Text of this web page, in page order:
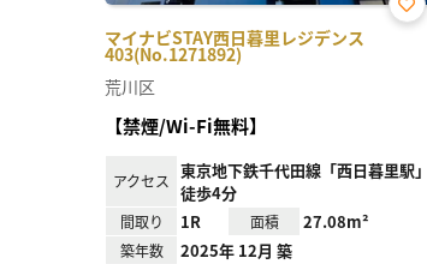
マイナビSTAY西日暮里レジデンス
403(No.1271892)
お気
荒川区
【禁煙/Wi-Fi無料】
アクセス
東京地下鉄千代田線「西日暮里駅」
徒歩4分
間取り 1R 面積 27.08m²
築年数 2025年 12月 築